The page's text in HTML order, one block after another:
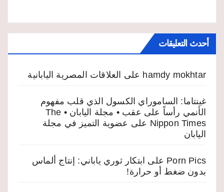
أحدث التعليقات
hamdy mokhtar على العلاقات المصرية اليابانية
غينتاما: الساموراي الكسول الذي قلب مفهوم
الأنمي رأساً على عقب • مجلة اليابان • The
Nippon Times على عضوية التميز في مجلة
اليابان
Porn Pics على ابتكار ثوري ياباني: إنتاج ألماس
بدون ضغط أو حرارة!